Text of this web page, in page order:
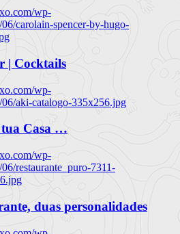
wp-
carolain-spencer-by-hugo-
| Cocktails
wp-
aki-catalogo-335x256.jpg
tua Casa …
wp-
restaurante_puro-7311-
duas personalidades